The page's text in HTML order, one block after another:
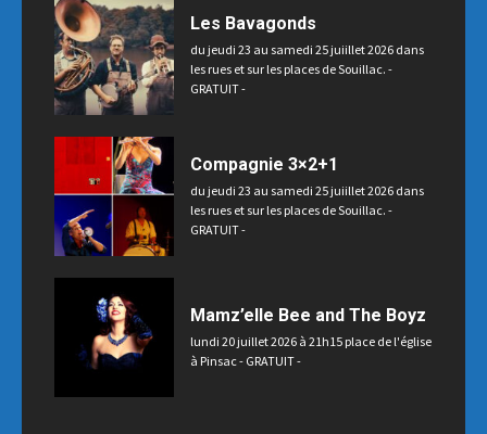
Les Bavagonds
du jeudi 23 au samedi 25 juiillet 2026 dans
les rues et sur les places de Souillac. -
GRATUIT -
Compagnie 3×2+1
du jeudi 23 au samedi 25 juiillet 2026 dans
les rues et sur les places de Souillac. -
GRATUIT -
Mamz’elle Bee and The Boyz
lundi 20 juillet 2026 à 21h15 place de l'église
à Pinsac - GRATUIT -